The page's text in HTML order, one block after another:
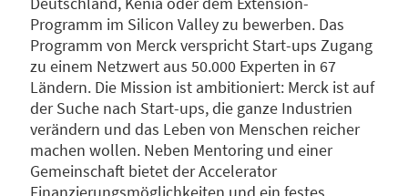
Programm im Silicon Valley zu bewerben. Das
Programm von Merck verspricht Start-ups Zugang
zu einem Netzwert aus 50.000 Experten in 67
Ländern. Die Mission ist ambitioniert: Merck ist auf
der Suche nach Start-ups, die ganze Industrien
verändern und das Leben von Menschen reicher
machen wollen. Neben Mentoring und einer
Gemeinschaft bietet der Accelerator